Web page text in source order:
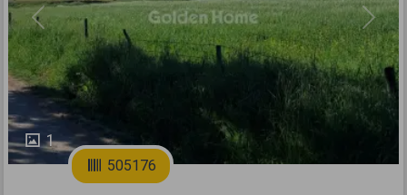
1
Previous Next
505176